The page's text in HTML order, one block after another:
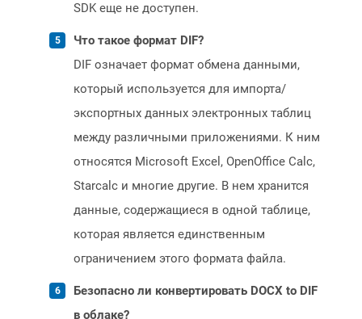
SDK еще не доступен.
Что такое формат DIF?
DIF означает формат обмена данными,
который используется для импорта/
экспортных данных электронных таблиц
между различными приложениями. К ним
относятся Microsoft Excel, OpenOffice Calc,
Starcalc и многие другие. В нем хранится
данные, содержащиеся в одной таблице,
которая является единственным
ограничением этого формата файла.
Безопасно ли конвертировать DOCX to DIF
в облаке?